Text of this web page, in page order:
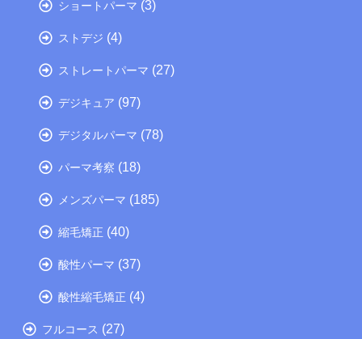
ショートパーマ (3)
ストデジ (4)
ストレートパーマ (27)
デジキュア (97)
デジタルパーマ (78)
パーマ考察 (18)
メンズパーマ (185)
縮毛矯正 (40)
酸性パーマ (37)
酸性縮毛矯正 (4)
フルコース (27)